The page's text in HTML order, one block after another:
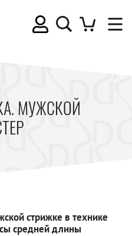
МУЖСКОЙ
стрижке в технике
средней длины